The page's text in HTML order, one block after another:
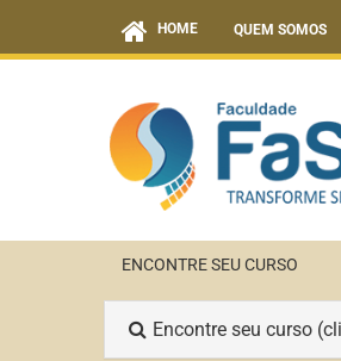
HOME QUEM SOMOS
ENCONTRE SEU CURSO
Encontre seu curso